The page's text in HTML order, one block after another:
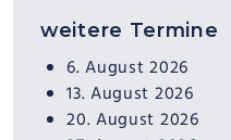
weitere Termine
6. August 2026
13. August 2026
20. August 2026